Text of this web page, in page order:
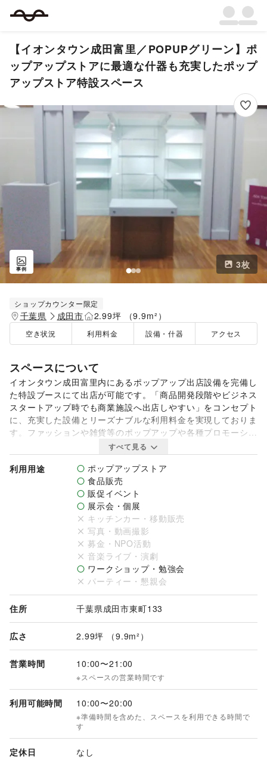
【イオンタウン成田富里／POPUPグリーン】ポ
ップアップストアに最適な什器も充実したポップ
アップストア特設スペース
事例 3枚
ショップカウンター限定
千葉県 成田市 2.99坪 （9.9m²）
空き状況 利用料金 設備・什器 アクセス
スペースについて
イオンタウン成田富里内にあるポップアップ出店設備を完備し
た特設ブースにて出店が可能です。「商品開発段階やビジネス
スタートアップ時でも商業施設へ出店しやすい」をコンセプト
に、充実した設備とリーズナブルな利用料金を実現しておりま
す。ファッションや雑貨等のポップアップや各種プロモーショ
ン等イオンタウン成田富里で様々なチャレンジを募集いたしま
す。是非お問い合わせください。
※利用料金：4,714円／日(税込)は1週間ご利用時の金額となり
ます。利用日数別の利用料金は「詳しい料金設定を見る」をご
【利用不可用途】
・その場で飲食や加工、火気の伴う食物販催事
すべて見る
利用用途
ポップアップストア
食品販売
販促イベント
展示会・個展
キッチンカー・移動販売
写真・動画撮影
募金・NPO活動
音楽ライブ・演劇
ワークショップ・勉強会
パーティー・懇親会
住所 千葉県成田市東町133
広さ 2.99坪 （9.9m²）
営業時間 10:00〜21:00
※スペースの営業時間です
利用可能時間 10:00〜20:00
※準備時間を含めた、スペースを利用できる時間で
す
定休日 なし